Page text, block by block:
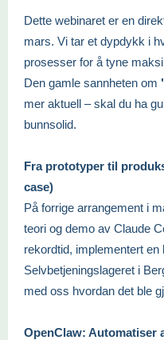
Dette webinaret er en
mars. Vi tar et dypdykk i
prosesser for å tyne
Den gamle sannheten om
mer aktuell – skal du ha
bunnsolid.
Fra prototyper til
case)
På forrige arrangement i
teori og demo av Claude
rekordtid, implementert
Selvbetjeningslageret i
med oss hvordan det ble
OpenClaw: Automatiser